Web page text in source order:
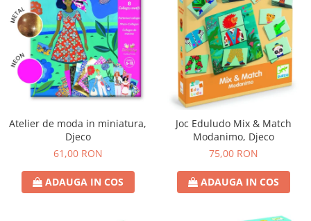
Atelier de moda in miniatura,
Djeco
61,00 RON
ADAUGA IN COS
Joc Eduludo Mix & Match
Modanimo, Djeco
75,00 RON
ADAUGA IN COS